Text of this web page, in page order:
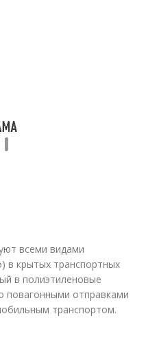
всеми видами
в крытых транспортных
в полиэтиленовые
повагонными отправками
транспортом.